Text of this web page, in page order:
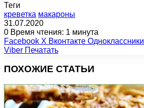
Теги
креветка макароны
31.07.2020
0 Время чтения: 1 минута
Facebook X Вконтакте Одноклассники
Viber Печатать
ПОХОЖИЕ СТАТЬИ